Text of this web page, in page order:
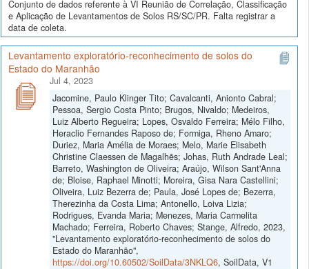
Conjunto de dados referente à VI Reunião de Correlação, Classificação
e Aplicação de Levantamentos de Solos RS/SC/PR. Falta registrar a
data de coleta.
Levantamento exploratório-reconhecimento de solos do
Estado do Maranhão
Jul 4, 2023
Jacomine, Paulo Klinger Tito; Cavalcanti, Anionto Cabral;
Pessoa, Sergio Costa Pinto; Brugos, Nivaldo; Medeiros,
Luiz Alberto Regueira; Lopes, Osvaldo Ferreira; Mélo Filho,
Heraclio Fernandes Raposo de; Formiga, Rheno Amaro;
Duriez, Maria Amélia de Moraes; Melo, Marie Elisabeth
Christine Claessen de Magalhẽs; Johas, Ruth Andrade Leal;
Barreto, Washington de Oliveira; Araújo, Wilson Sant'Anna
de; Bloise, Raphael Minotti; Moreira, Gisa Nara Castellini;
Oliveira, Luiz Bezerra de; Paula, José Lopes de; Bezerra,
Therezinha da Costa Lima; Antonello, Loiva Lizia;
Rodrigues, Evanda Maria; Menezes, Maria Carmelita
Machado; Ferreira, Roberto Chaves; Stange, Alfredo, 2023,
"Levantamento exploratório-reconhecimento de solos do
Estado do Maranhão",
https://doi.org/10.60502/SoilData/3NKLQ6, SoilData, V1